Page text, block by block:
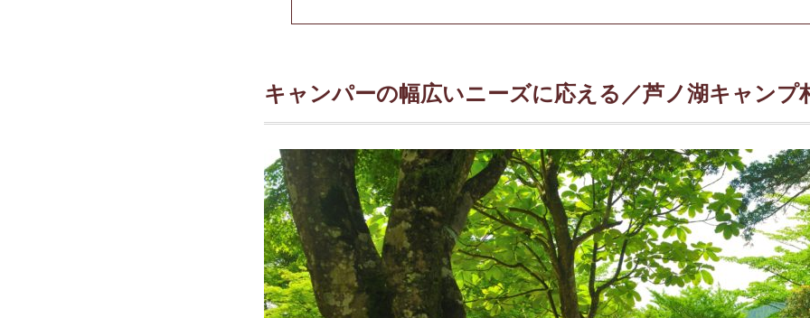
キャンパーの幅広いニーズに応える／芦ノ湖キャンプ